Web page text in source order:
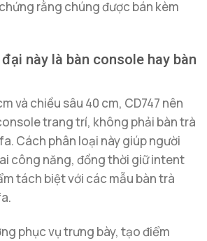
rằng chúng được bán kèm
này là bàn console hay bàn
và chiều sâu 40 cm, CD747 nên
trang trí, không phải bàn trà
Cách phân loại này giúp người
công năng, đồng thời giữ intent
tách biệt với các mẫu bàn trà
phục vụ trưng bày, tạo điểm